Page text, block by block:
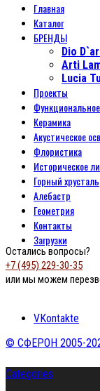
Главная
Каталог
БРЕНДЫ
Dio
Arti
Lucia
Проекты
Керамика
Акустическое
Флористика
Историческое
Горный хрусталь
Алебастр
Геометрия
Контакты
Загрузки
Остались вопросы?
+7 (495) 229-30-35
или мы можем
VKontakte
© СФЕРОН 2005-
Categories